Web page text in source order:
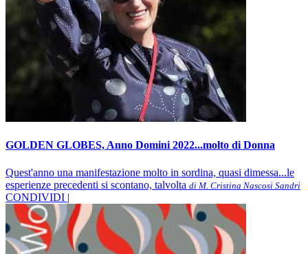
GOLDEN GLOBES, Anno Domini 2022...molto di Donna
Quest'anno una manifestazione molto in sordina, quasi dimessa...le
esperienze precedenti si scontano, talvolta di M. Cristina Nascosi Sandri
CONDIVIDI |